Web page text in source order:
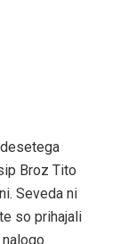
Broz Tito
Seveda ni
so prihajali